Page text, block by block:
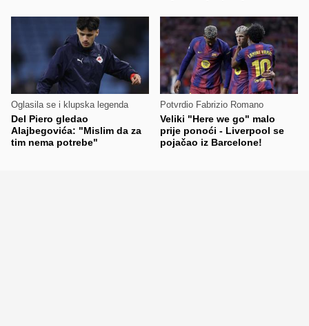
Oglasila se i klupska legenda
Del Piero gledao
Alajbegovića: "Mislim da za
tim nema potrebe"
Potvrdio Fabrizio Romano
Veliki "Here we go" malo
prije ponoći - Liverpool se
pojačao iz Barcelone!